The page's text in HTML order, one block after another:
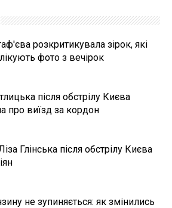
розкритикувала зірок, які
фото з вечірок
після обстрілу Києва
про виїзд за кордон
Глінська після обстрілу Києва
не зупиняється: як змінились